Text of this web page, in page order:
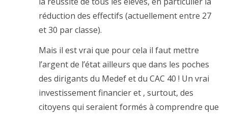
réduction des effectifs (actuellement entre 27
et 30 par classe).
Mais il est vrai que pour cela il faut mettre
l’argent de l’état ailleurs que dans les poches
des dirigants du Medef et du CAC 40 ! Un vrai
investissement financier et , surtout, des
citoyens qui seraient formés à comprendre que